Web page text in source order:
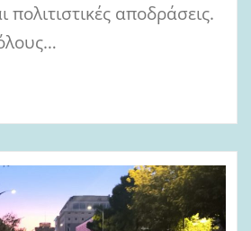
πολιτιστικές αποδράσεις.